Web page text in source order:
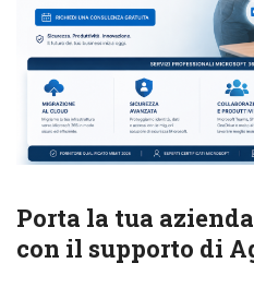
Porta la tua
con il supporto di